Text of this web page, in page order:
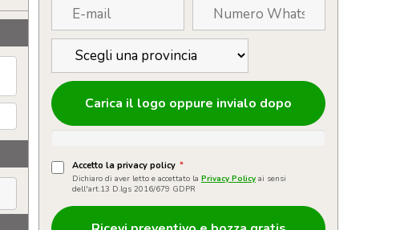
Carica il logo oppure invialo dopo
Accetto la privacy policy *
Dichiaro di aver letto e accettato la Privacy Policy ai sensi
dell'art.13 D.lgs 2016/679 GDPR